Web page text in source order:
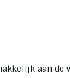
aan de